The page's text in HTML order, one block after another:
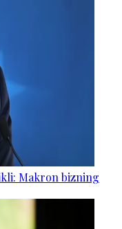
Makron bizning